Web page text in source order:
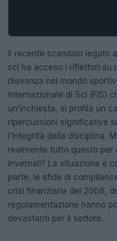
Il recente scandalo legato
sci ha acceso i riflettori su
rilevanza nel mondo
Internazionale di Sci (FIS)
un’inchiesta, si profila un
ripercussioni significative
l’integrità della disciplina.
realmente tutto questo per
invernali? La situazione è
parte, le sfide di
crisi finanziaria del 2008,
regolamentazione hanno
devastanti per il settore.